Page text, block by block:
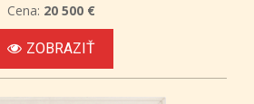
Cena: 20 500 €
ZOBRAZIŤ